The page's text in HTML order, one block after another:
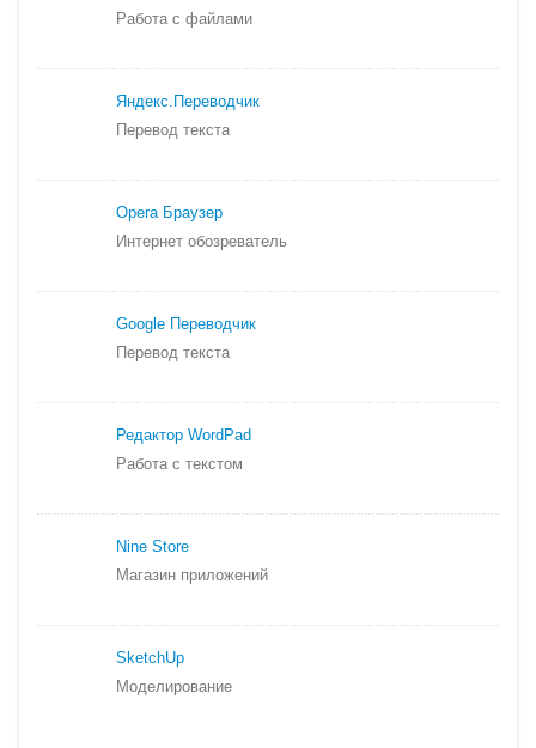
Работа с файлами
Яндекс. Переводчик
Перевод текста
Opera Браузер
Интернет обозреватель
Google Переводчик
Перевод текста
Редактор WordPad
Работа с текстом
Nine Store
Магазин приложений
SketchUp
Моделирование